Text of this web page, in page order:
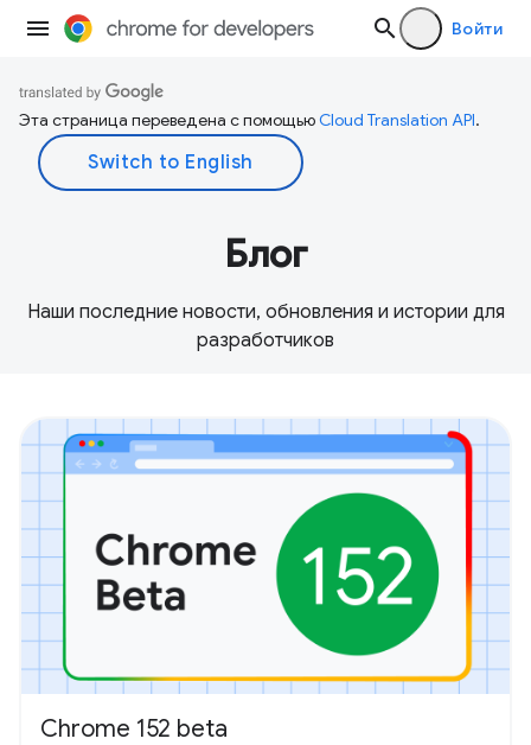
Войти
Эта страница переведена с помощьюCloud Translation API.
Блог
Наши последние новости, обновления и истории для
разработчиков
Chrome 152 beta